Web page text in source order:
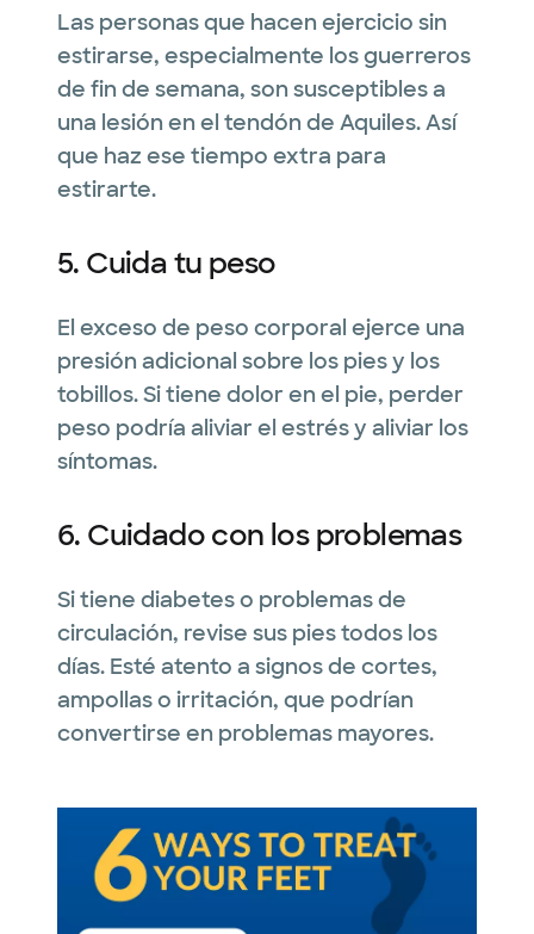
Las personas que hacen ejercicio sin
estirarse, especialmente los guerreros
de fin de semana, son susceptibles a
una lesión en el tendón de Aquiles. Así
que haz ese tiempo extra para
estirarte.
5. Cuida tu peso
El exceso de peso corporal ejerce una
presión adicional sobre los pies y los
tobillos. Si tiene dolor en el pie, perder
peso podría aliviar el estrés y aliviar los
síntomas.
6. Cuidado con los problemas
Si tiene diabetes o problemas de
circulación, revise sus pies todos los
días. Esté atento a signos de cortes,
ampollas o irritación, que podrían
convertirse en problemas mayores.